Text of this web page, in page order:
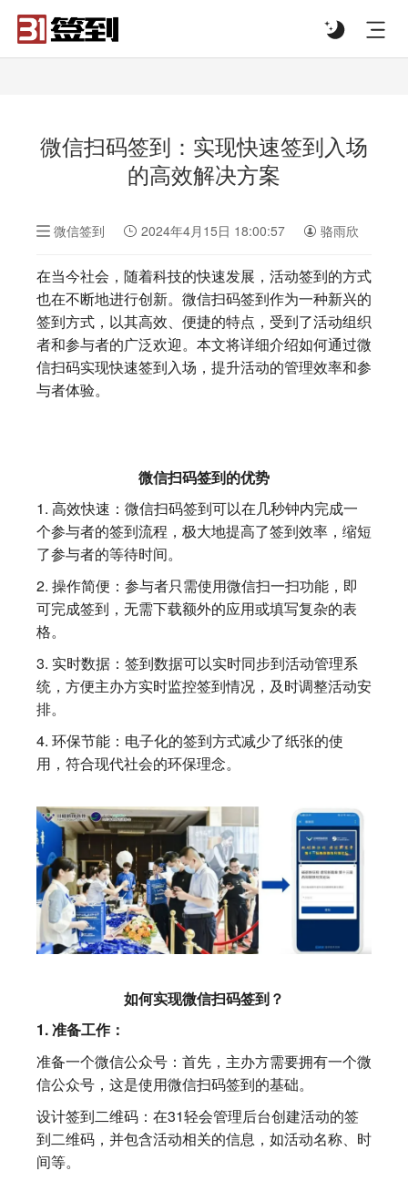
微信扫码签到：实现快速签到入场
的高效解决方案
微信签到 2024年4月15日 18:00:57 骆雨欣
在当今社会，随着科技的快速发展，活动签到的方式
也在不断地进行创新。微信扫码签到作为一种新兴的
签到方式，以其高效、便捷的特点，受到了活动组织
者和参与者的广泛欢迎。本文将详细介绍如何通过微
信扫码实现快速签到入场，提升活动的管理效率和参
与者体验。
微信扫码签到的优势
1. 高效快速：微信扫码签到可以在几秒钟内完成一
个参与者的签到流程，极大地提高了签到效率，缩短
了参与者的等待时间。
2. 操作简便：参与者只需使用微信扫一扫功能，即
可完成签到，无需下载额外的应用或填写复杂的表
格。
3. 实时数据：签到数据可以实时同步到活动管理系
统，方便主办方实时监控签到情况，及时调整活动安
排。
4. 环保节能：电子化的签到方式减少了纸张的使
用，符合现代社会的环保理念。
如何实现微信扫码签到？
1. 准备工作：
准备一个微信公众号：首先，主办方需要拥有一个微
信公众号，这是使用微信扫码签到的基础。
设计签到二维码：在31轻会管理后台创建活动的签
到二维码，并包含活动相关的信息，如活动名称、时
间等。